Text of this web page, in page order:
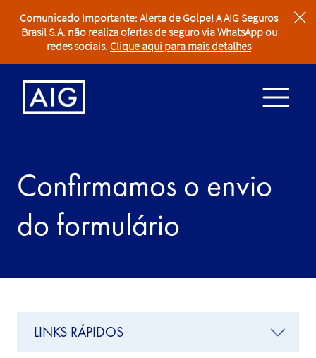
clear
Comunicado Importante: Alerta de Golpe! A AIG Seguros
Brasil S.A. não realiza ofertas de seguro via WhatsApp ou
redes sociais. Clique aqui para mais detalhes
Confirmamos o envio
do formulário
LINKS RÁPIDOS